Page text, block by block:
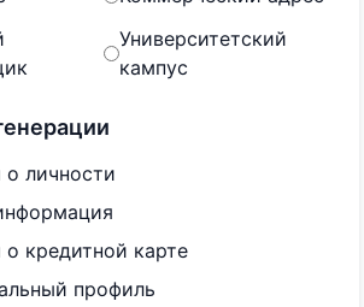
Университетский
кампус
личности
кредитной карте
профиль